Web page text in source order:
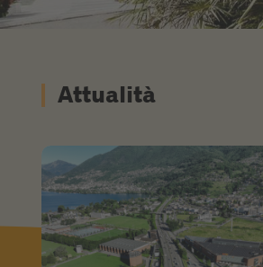
Attualità